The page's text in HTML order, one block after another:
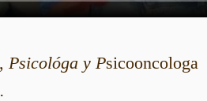
, Psicológa y Psicooncologa